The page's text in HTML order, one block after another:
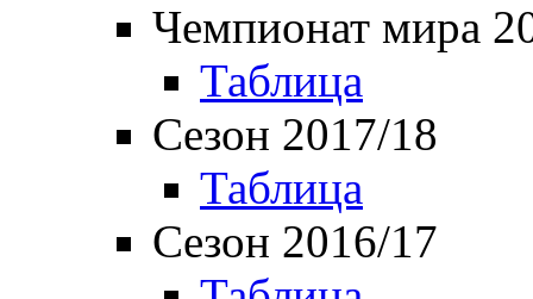
Чемпионат мира
Таблица
Сезон 2017/18
Таблица
Сезон 2016/17